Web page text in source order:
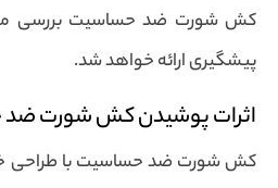
کش شورت ضد حساسیت بررسی
پیشگیری ارائه خواهد شد.
اثرات پوشیدن کش شورت
کش شورت ضد حساسیت با طراحی